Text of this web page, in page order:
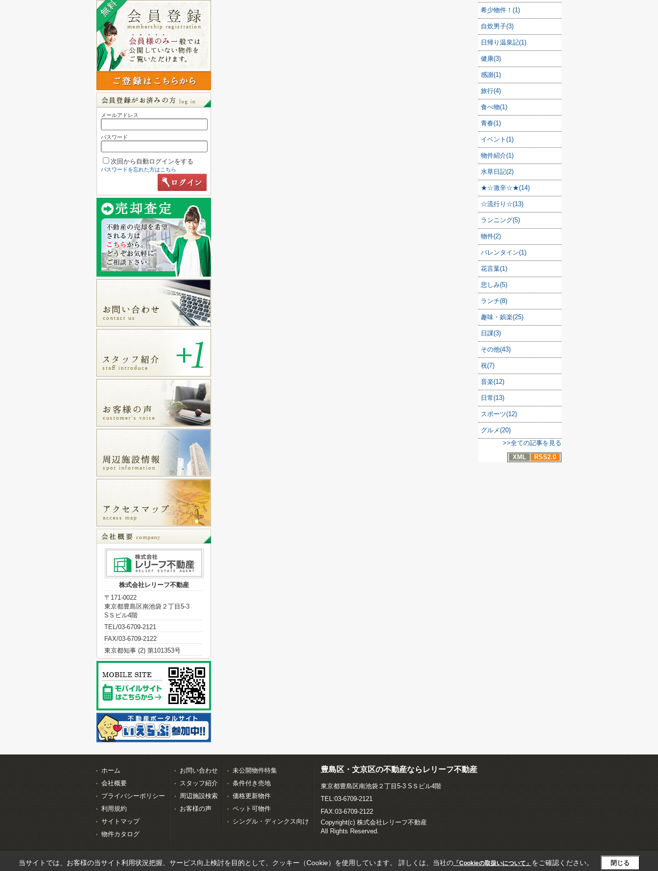
希少物件！(1)
自炊男子(3)
日帰り温泉記(1)
健康(3)
感謝(1)
旅行(4)
食べ物(1)
青春(1)
イベント(1)
物件紹介(1)
水草日記(2)
★☆激辛☆★(14)
☆流行り☆(13)
ランニング(5)
物件(2)
バレンタイン(1)
花言葉(1)
悲しみ(5)
ランチ(8)
趣味・娯楽(25)
日課(3)
その他(43)
祝(7)
音楽(12)
日常(13)
スポーツ(12)
グルメ(20)
>>全ての記事を見る
XML
RSS2.0
メールアドレス
パスワード
次回から自動ログインをする
パスワードを忘れた方はこちら
株式会社レリーフ不動産
〒171-0022
東京都豊島区南池袋２丁目5-3
SＳビル4階
TEL/03-6709-2121
FAX/03-6709-2122
東京都知事 (2) 第101353号
ホーム
会社概要
プライバシーポリシー
利用規約
サイトマップ
物件カタログ
お問い合わせ
スタッフ紹介
周辺施設検索
お客様の声
未公開物件特集
条件付き売地
価格更新物件
ペット可物件
シングル・ディンクス向け
豊島区・文京区の不動産ならレリーフ不動産
東京都豊島区南池袋２丁目5-3 SＳビル4階
TEL:03-6709-2121
FAX:03-6709-2122
Copyright(c) 株式会社レリーフ不動産
All Rights Reserved.
当サイトでは、お客様の当サイト利用状況把握、サービス向上検討を目的として、クッキー（Cookie）を使用しています。 詳しくは、当社の「Cookieの取扱いについて」 をご確認ください。 閉じる